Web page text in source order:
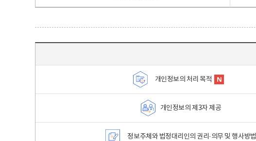
개인정보의 처리 목적
개인정보의 제3자 제공
정보주체와 법정대리인의 권리·의무 및 행사방법